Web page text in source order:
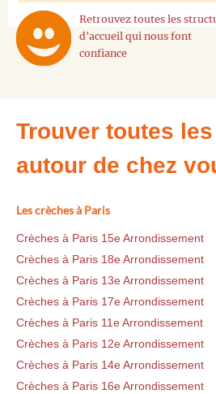
Retrouvez toutes les
d'accueil qui nous font
confiance
Trouver toutes
autour de chez
Les crèches à Paris
Crèches à Paris 15e Arrondissement
Crèches à Paris 18e Arrondissement
Crèches à Paris 13e Arrondissement
Crèches à Paris 17e Arrondissement
Crèches à Paris 11e Arrondissement
Crèches à Paris 12e Arrondissement
Crèches à Paris 14e Arrondissement
Crèches à Paris 16e Arrondissement